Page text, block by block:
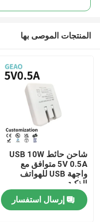
منزل
منتجات
المنتجات الموصى بها
شاحن حائط USB 10W
5V 0.5A متوافق مع
واجهة USB للهواتف
الذكية
إرسال استفسار